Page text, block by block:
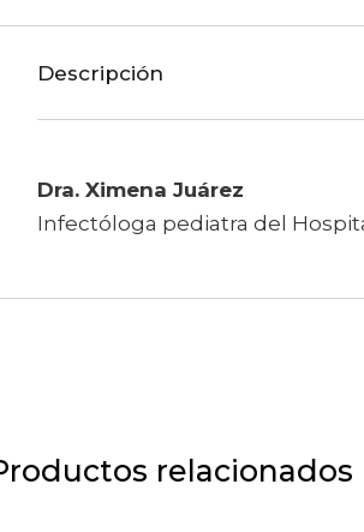
Descripción
Dra. Ximena Juárez
Infectóloga pediatra del
relacionados